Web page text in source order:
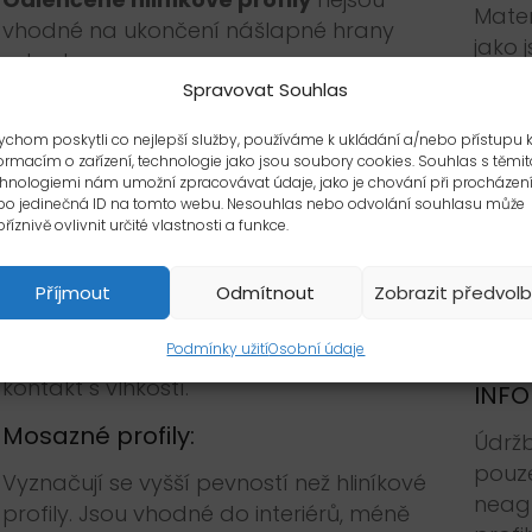
Spravovat Souhlas
poskytli co nejlepší služby, používáme k ukládání a/nebo přístupu k
o zařízení, technologie jako jsou soubory cookies. Souhlas s
nám umožní zpracovávat údaje, jako je chování při procházení
jedinečná ID na tomto webu. Nesouhlas nebo odvolání souhlasu může
ovlivnit určité vlastnosti a funkce.
Příjmout Odmítnout Zobrazit
Podmínky užitíOsobní údaje
vhodné na ukončení nášlapné hrany
schodu.
Komaxitované profily
povětrnostním vlivům, vlhkosti i UV
záření, jsou barevně stálé. Povrch profilu
je nutné chránit proti mechanickému
poškození (poškrábání), je citlivý na
kyselé a alkalické prostředky a
rozpouštědla jako např. ACETON. Při
zabudování je vhodné zaříznutou část
komaxitovaného profilu umístit mimo
kontakt s vlhkostí.
Mosazné profily:
Vyznačují se vyšší pevností než hliníkové
profily. Jsou vhodné do interiérů, méně
jako
olejům.
V
ze
je
Po